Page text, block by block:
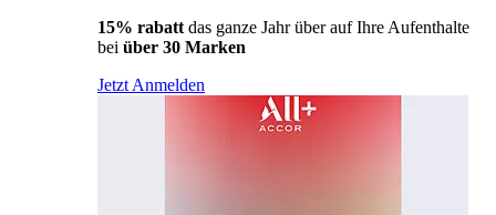
15% rabatt das ganze Jahr über auf Ihre Aufenthalte
bei über 30 Marken
Jetzt Anmelden